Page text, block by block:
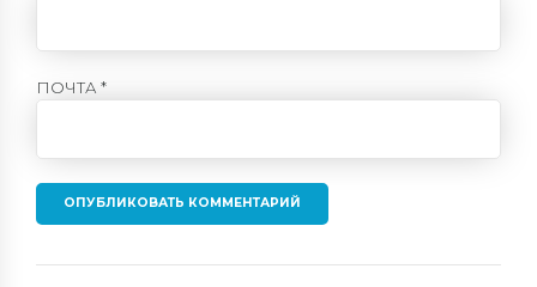
ПОЧТА *
ОПУБЛИКОВАТЬ КОММЕНТАРИЙ